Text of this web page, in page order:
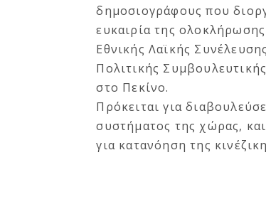
δημοσιογράφους που
ευκαιρία της
Εθνικής Λαϊκής
Πολιτικής
στο Πεκίνο.
Πρόκειται για
συστήματος της χώρας,
για κατανόηση της